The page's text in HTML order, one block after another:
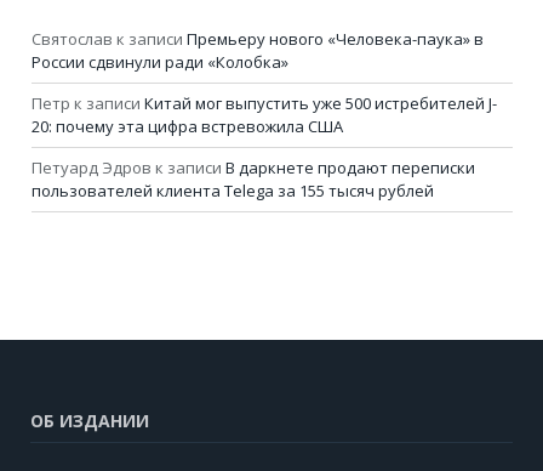
Святослав к записи Премьеру нового «Человека-паука» в
России сдвинули ради «Колобка»
Петр к записи Китай мог выпустить уже 500 истребителей J-
20: почему эта цифра встревожила США
Петуард Эдров к записи В даркнете продают переписки
пользователей клиента Telega за 155 тысяч рублей
ОБ ИЗДАНИИ